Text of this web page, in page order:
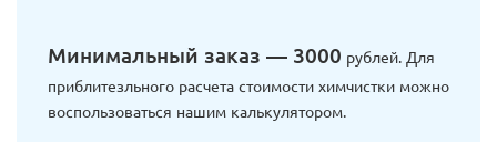
Минимальный заказ — 3000 рублей. Для
приблитезльного расчета стоимости химчистки можно
воспользоваться нашим калькулятором.